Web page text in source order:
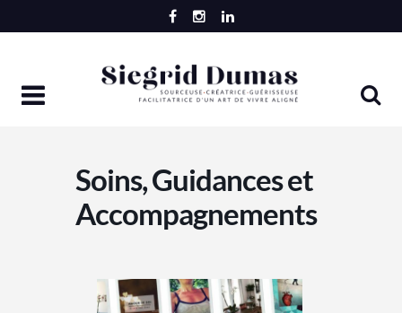
to
Soins, Guidances et
Accompagnements